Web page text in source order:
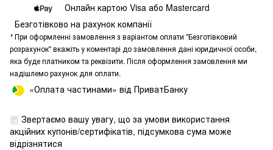
Онлайн картою Visa або Mastercard
Безготівково на рахунок компанії
*При оформленні замовлення з варіантом оплати "Безготівковий
розрахунок" вкажіть у коментарі до замовлення дані юридичної особи,
яка буде платником та реквізити. Після оформлення замовлення ми
надішлемо рахунок для оплати.
«Оплата частинами» від ПриватБанку
Звертаємо вашу увагу, що за умови використання
акційних купонів/сертифікатів, підсумкова сума може
відрізнятися